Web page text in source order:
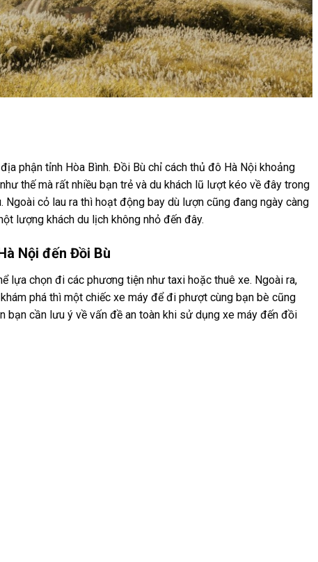
phận tỉnh Hòa Bình. Đồi Bù chỉ cách thủ đô Hà Nội khoảng
thế mà rất nhiều bạn trẻ và du khách lũ lượt kéo về đây trong
Ngoài cỏ lau ra thì hoạt động bay dù lượn cũng đang ngày càng
lượng khách du lịch không nhỏ đến đây.
Nội đến Đồi Bù
lựa chọn đi các phương tiện như taxi hoặc thuê xe. Ngoài ra,
phá thì một chiếc xe máy để đi phượt cùng bạn bè cũng
bạn cần lưu ý về vấn đề an toàn khi sử dụng xe máy đến đồi